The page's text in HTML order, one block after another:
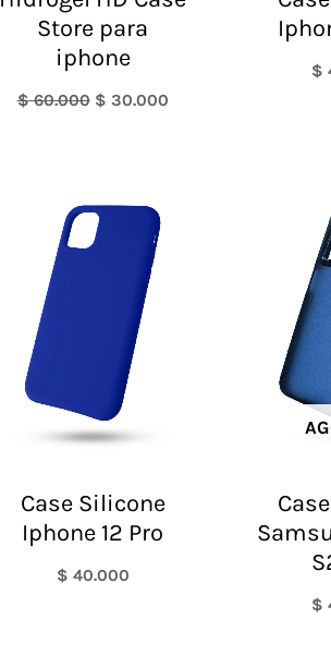
Store para
iphone
$60.000 $ 30.000
$
Case Silicone
Iphone 12 Pro
$ 40.000
$